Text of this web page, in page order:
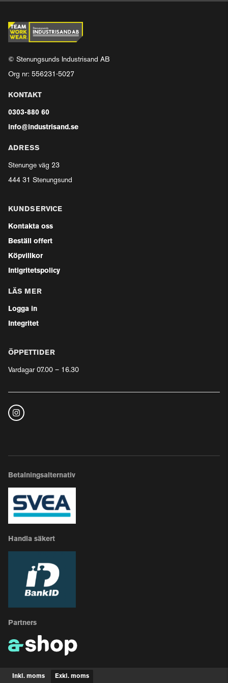
© Stenungsunds Industrisand AB
Org nr: 556231-5027
KONTAKT
0303-880 60
info@industrisand.se
ADRESS
Stenunge väg 23
444 31 Stenungsund
KUNDSERVICE
Kontakta oss
Beställ offert
Köpvillkor
Intigritetspolicy
LÄS MER
Logga in
Integritet
ÖPPETTIDER
Vardagar 07.00 – 16.30
Betalningsalternativ
Handla säkert
Partners
Inkl. moms Exkl. moms